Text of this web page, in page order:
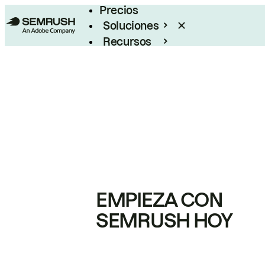
Precios
Soluciones
Recursos
EMPIEZA CON
SEMRUSH HOY